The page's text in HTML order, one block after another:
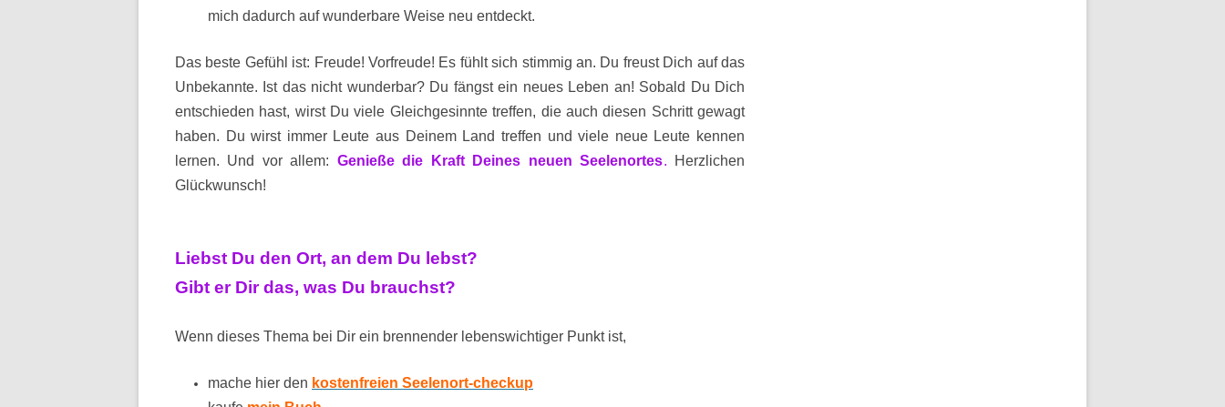
mich dadurch auf wunderbare Weise neu entdeckt.
Das beste Gefühl ist: Freude! Vorfreude! Es fühlt sich stimmig an. Du freust Dich auf das
Unbekannte. Ist das nicht wunderbar? Du fängst ein neues Leben an! Sobald Du Dich
entschieden hast, wirst Du viele Gleichgesinnte treffen, die auch diesen Schritt gewagt
haben. Du wirst immer Leute aus Deinem Land treffen und viele neue Leute kennen
lernen. Und vor allem: Genieße die Kraft Deines neuen Seelenortes. Herzlichen
Glückwunsch!
Liebst Du den Ort, an dem Du lebst?
Gibt er Dir das, was Du brauchst?
Wenn dieses Thema bei Dir ein brennender lebenswichtiger Punkt ist,
mache hier den kostenfreien Seelenort-checkup